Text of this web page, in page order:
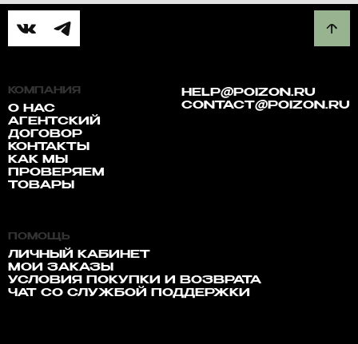
КОМПАНИЯ
О НАС
АГЕНТСКИЙ
ДОГОВОР
КОНТАКТЫ
КАК МЫ
ПРОВЕРЯЕМ
ТОВАРЫ
HELP@POIZON.RU
CONTACT@POIZON.RU
ПОМОЩЬ
ЛИЧНЫЙ КАБИНЕТ
МОИ ЗАКАЗЫ
УСЛОВИЯ ПОКУПКИ И ВОЗВРАТА
ЧАТ СО СЛУЖБОЙ ПОДДЕРЖКИ